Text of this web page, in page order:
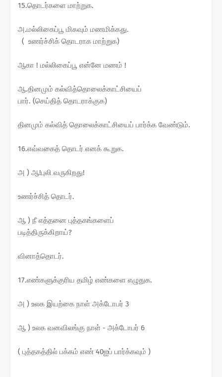
15.தொடர்களை மாற்றுக.
அ.மல்லிகைப்பூ மிகவும் மணமிக்கது.
( உணர்ச்சிக் தொடராக மாற்றுக)
ஆகா ! மல்லிகைப்பூ என்னே மணம் !
ஆ.தினமும் கல்வித்தொலைக்காட்சியைப்
பார். (செய்தித் தொடராக்குக)
தினமும் கல்வித் தொலைக்காட்சியைப் பார்க்க வேண்டும்.
16.எவ்வகைத் தொடர் எனக் கூறுக.
அ ) ஆ!புலி வருகிறது!
உணர்ச்சித் தொடர்.
ஆ ) நீ எத்தனை புத்தகங்களைப்
படித்திருக்கிறாய்?
வினாத்தொடர்.
17.எண்களுக்குரிய தமிழ் எண்களை எழுதுக.
அ ) உலக இயற்கை நாள் அக்டோபர் 3
ஆ ) உலக வனவிலங்கு நாள் - அக்டோபர் 6
( புத்தகத்தில் பக்கம் எண் 40ஐப் பார்க்கவும் )